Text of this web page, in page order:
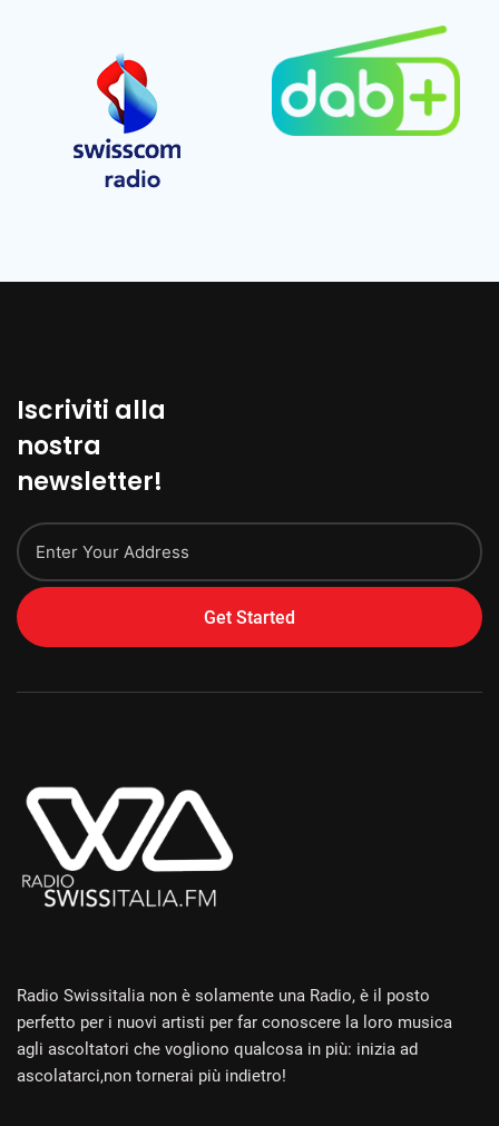
Iscriviti alla
nostra
newsletter!
Get Started
Radio Swissitalia non è solamente una Radio, è il posto
perfetto per i nuovi artisti per far conoscere la loro musica
agli ascoltatori che vogliono qualcosa in più: inizia ad
ascolatarci,non tornerai più indietro!